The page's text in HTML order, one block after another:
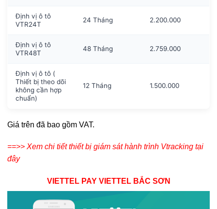
Định vị ô tô
VTR24T
24 Tháng 2.200.000
Định vị ô tô
VTR48T
48 Tháng 2.759.000
Định vị ô tô (
Thiết bị theo dõi
không cần hợp
chuẩn)
12 Tháng 1.500.000
Giá trên đã bao gồm VAT.
==>> Xem chi tiết thiết bị giám sát hành trình Vtracking tại
đây
VIETTEL PAY VIETTEL BẮC SƠN